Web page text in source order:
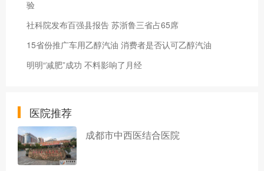
验
社科院发布百强县报告 苏浙鲁三省占65席
15省份推广车用乙醇汽油 消费者是否认可乙醇汽油
明明“减肥”成功 不料影响了月经
医院推荐
成都市中西医结合医院